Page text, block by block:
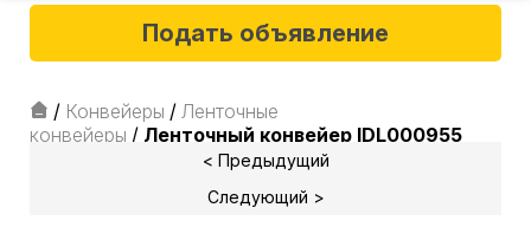
Подать объявление
/ Конвейеры / Ленточные
конвейеры / Ленточный конвейер IDL000955
< Предыдущий
Следующий >